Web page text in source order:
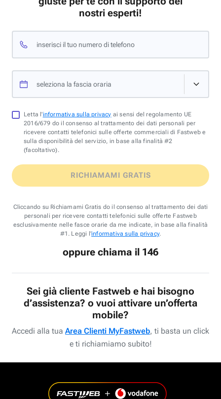
nostri esperti!
inserisci il tuo numero di telefono
seleziona la fascia oraria
Letta l'informativa sulla privacy ai sensi del regolamento UE
2016/679 do il consenso al trattamento dei dati personali per
ricevere contatti telefonici sulle offerte commerciali di Fastweb e
sulla disponibilità del servizio, in base alla finalità #2
(facoltativo).
RICHIAMAMI GRATIS
Cliccando su Richiamami Gratis do il consenso al trattamento dei dati
personali per ricevere contatti telefonici sulle offerte Fastweb
esclusivamente nelle fasce orarie da me indicate, in base alla finalità
#1. Leggi l'informativa sulla privacy.
oppure chiama il 146
Sei già cliente Fastweb e hai bisogno
d’assistenza? o vuoi attivare un’offerta
mobile?
Accedi alla tua Area Clienti MyFastweb, ti basta un click
e ti richiamiamo subito!